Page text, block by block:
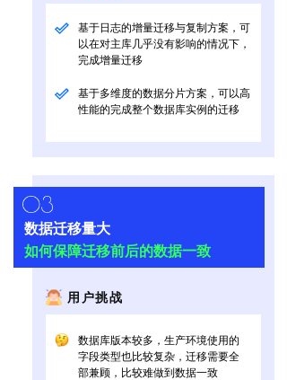
基于日志的增量迁移与复制方案，可
以在对主库几乎没有影响的情况下，
完成增量迁移
基于多维度的数据分片方案，可以高
性能的完成整个数据库实例的迁移
用户挑战
数据库版本较多，生产环境使用的
字段类型也比较复杂，迁移需要全
部兼顾，比较难做到数据一致
数据迁移量大
如何保障迁移前后的数据一致